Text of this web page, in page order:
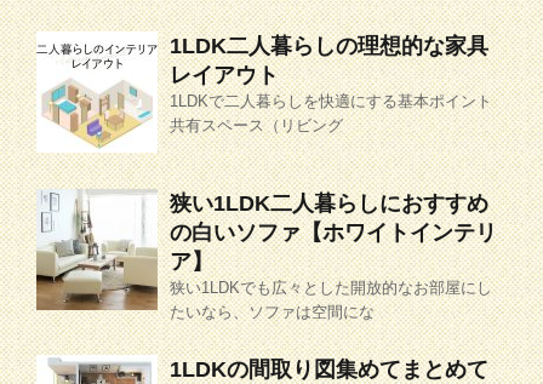
1LDK二人暮らしの理想的な家具
レイアウト
1LDKで二人暮らしを快適にする基本ポイント
共有スペース（リビング
狭い1LDK二人暮らしにおすすめ
の白いソファ【ホワイトインテリ
ア】
狭い1LDKでも広々とした開放的なお部屋にし
たいなら、ソファは空間にな
1LDKの間取り図集めてまとめて